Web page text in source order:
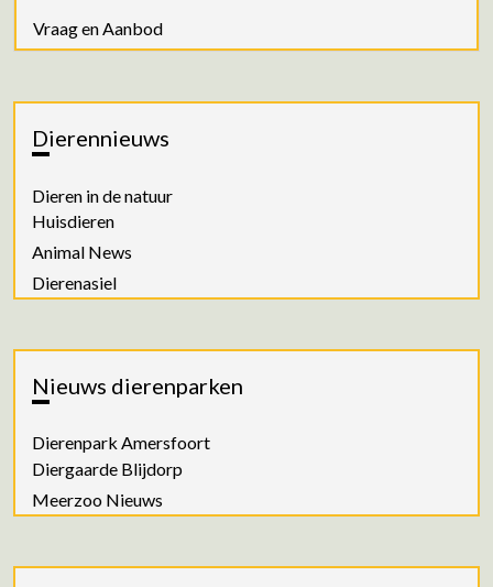
Vraag en Aanbod
Dierennieuws
Dieren in de natuur
Huisdieren
Animal News
Dierenasiel
Nieuws dierenparken
Dierenpark Amersfoort
Diergaarde Blijdorp
Meerzoo Nieuws